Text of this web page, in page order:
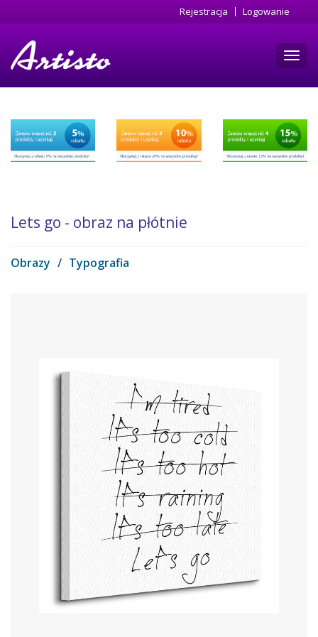
do
Rejestracja Logowanie
Lets go - obraz na płótnie
Obrazy / Typografia